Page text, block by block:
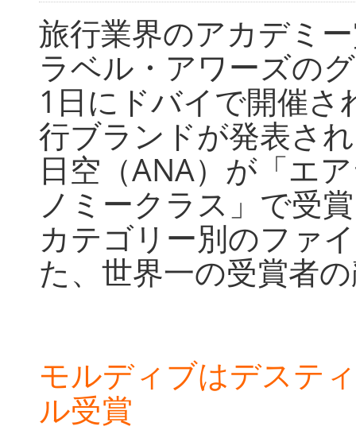
旅行業界のアカデミ
ラベル・アワーズの
1日にドバイで開催さ
行ブランドが発表さ
日空（ANA）が「エ
ノミークラス」で受
カテゴリー別のファ
た、世界一の受賞者
モルディブはデステ
ル受賞